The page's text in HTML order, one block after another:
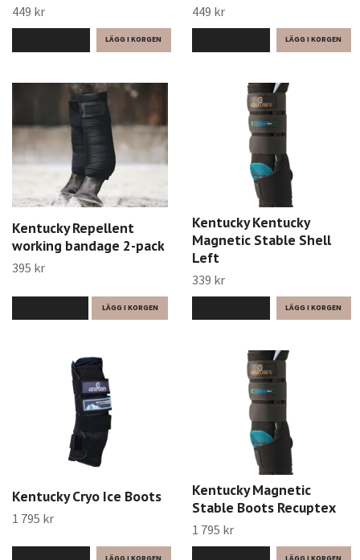
449 kr 449 kr
Kentucky Repellent
working bandage 2-pack
395 kr
LÄGG I KORGEN
Kentucky Kentucky
Magnetic Stable Shell
Left
339 kr
Kentucky Cryo Ice Boots
1 795 kr
Kentucky Magnetic
Stable Boots Recuptex
1 795 kr